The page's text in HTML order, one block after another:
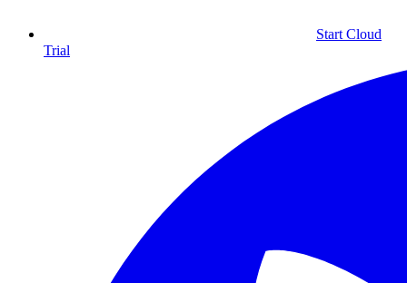
Start Cloud
Trial